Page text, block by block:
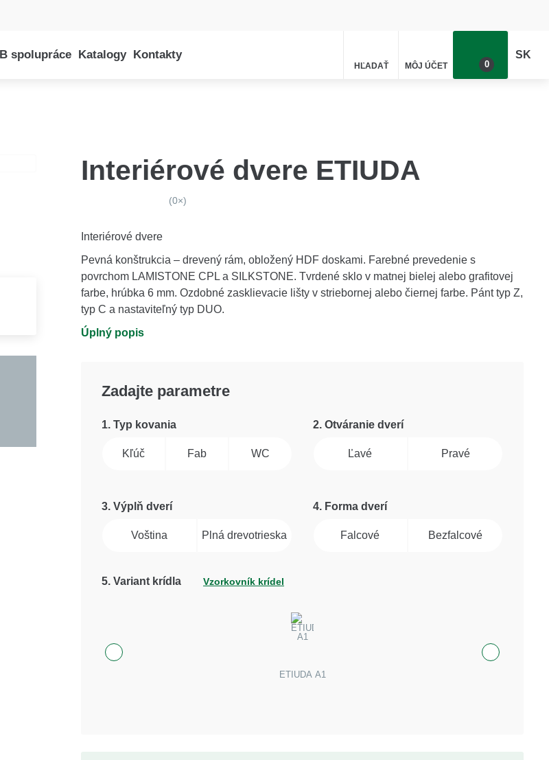
spolupráce Katalogy Kontakty
HĽADAŤ MÔJ ÚČET 0
SK
Interiérové dvere ETIUDA
(0×)
Interiérové dvere
Pevná konštrukcia – drevený rám, obložený HDF doskami. Farebné prevedenie s
povrchom LAMISTONE CPL a SILKSTONE. Tvrdené sklo v matnej bielej alebo grafitovej
farbe, hrúbka 6 mm. Ozdobné zasklievacie lišty v striebornej alebo čiernej farbe. Pánt typ Z,
typ C a nastaviteľný typ DUO.
Úplný popis
Zadajte parametre
1. Typ kovania
Kľúč Fab WC
2. Otváranie dverí
Ľavé Pravé
3. Výplň dverí
Voština Plná drevotrieska
4. Forma dverí
Falcové Bezfalcové
5. Variant krídla Vzorkovník krídel
ETIUDA A1